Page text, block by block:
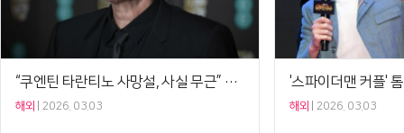
“쿠엔틴 타란티노 사망설, 사실 무근” AI 가짜뉴스였다 [Ce:월드뷰]
해외 2026. 03.03 해외 2026. 03.03